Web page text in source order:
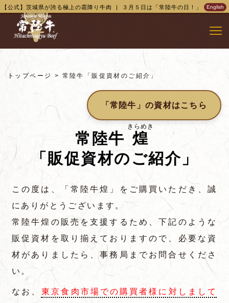
【公式】茨城県が誇る極上の霜降り牛肉 | ３月５日は「常陸牛の日！」 English
トップページ > 常陸牛「販促資材のご紹介」
「常陸牛」の資材はこちら
常陸牛 煌
きらめき
「販促資材のご紹介」
この度は、「常陸牛煌」をご購買いただき、誠
にありがとうございます。
常陸牛煌の販売を支援するため、下記のような
販促資材を取り揃えておりますので、必要な資
材がありましたら、事務局までお問合せくださ
い。
なお、 東京食肉市場での購買者様に対しまして